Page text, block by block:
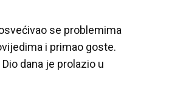
se problemima
i primao goste.
dana je prolazio u